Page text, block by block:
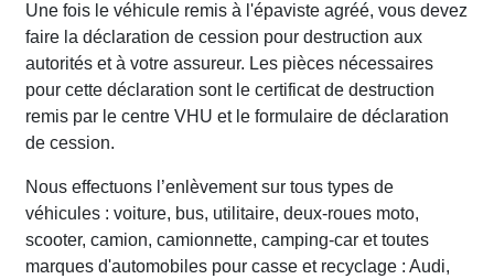
Une fois le véhicule remis à l'épaviste agréé, vous devez
faire la déclaration de cession pour destruction aux
autorités et à votre assureur. Les pièces nécessaires
pour cette déclaration sont le certificat de destruction
remis par le centre VHU et le formulaire de déclaration
de cession.
Nous effectuons l’enlèvement sur tous types de
véhicules : voiture, bus, utilitaire, deux-roues moto,
scooter, camion, camionnette, camping-car et toutes
marques d'automobiles pour casse et recyclage : Audi,